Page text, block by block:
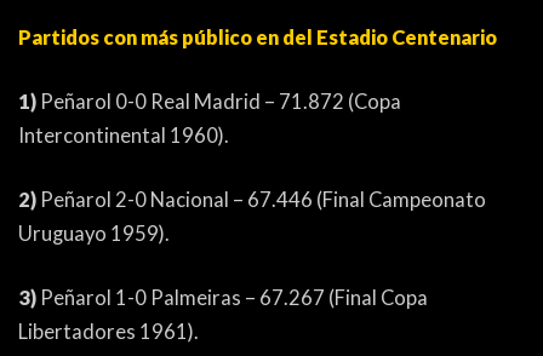
Partidos con más público en del Estadio Centenario
1) Peñarol 0-0 Real Madrid – 71.872 (Copa
Intercontinental 1960).
2) Peñarol 2-0 Nacional – 67.446 (Final Campeonato
Uruguayo 1959).
3) Peñarol 1-0 Palmeiras – 67.267 (Final Copa
Libertadores 1961).